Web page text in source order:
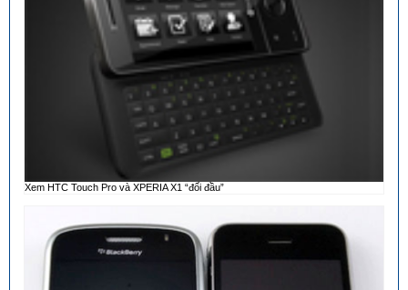
Xem HTC Touch Pro và XPERIA X1 “đối đầu”